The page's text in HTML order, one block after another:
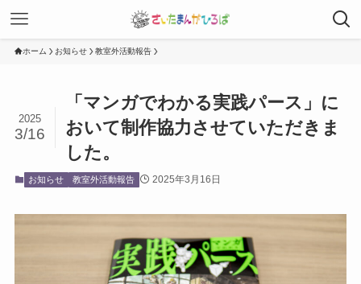
ホーム お知らせ 教室外活動報告
「マンガでわかる実践パース」に
おいて制作協力させていただきま
した。
2025
3/16
お知らせ 教室外活動報告 2025年3月16日